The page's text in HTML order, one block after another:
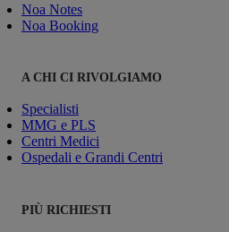
Noa Notes
Noa Booking
A CHI CI RIVOLGIAMO
Specialisti
MMG e PLS
Centri Medici
Ospedali e Grandi Centri
PIÙ RICHIESTI